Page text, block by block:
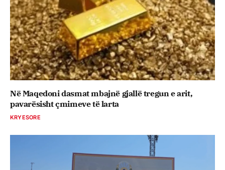
Në Maqedoni dasmat mbajnë gjallë tregun e arit,
pavarësisht çmimeve të larta
KRYESORE